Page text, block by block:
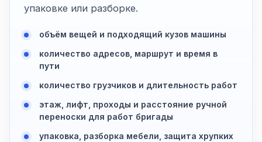
упаковке или разборке.
объём вещей и подходящий кузов машины
количество адресов, маршрут и время в
пути
количество грузчиков и длительность работ
этаж, лифт, проходы и расстояние ручной
переноски для работ бригады
упаковка, разборка мебели, защита хрупких